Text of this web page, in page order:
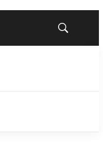
Mostrar